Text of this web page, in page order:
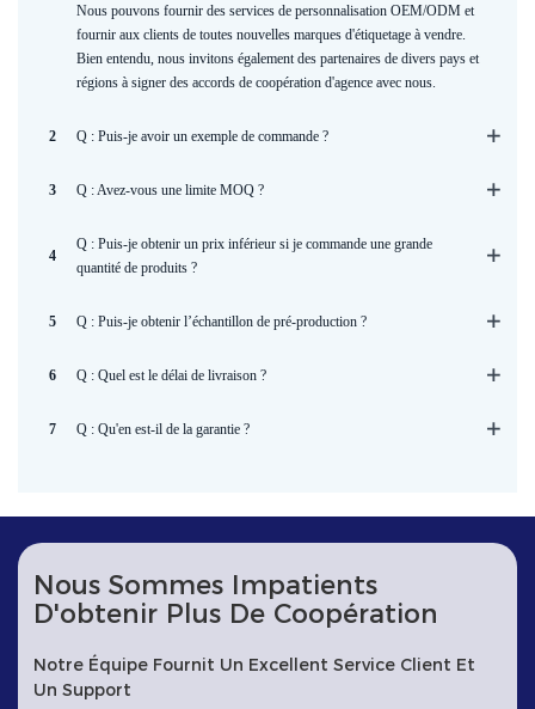
Nous pouvons fournir des services de personnalisation OEM/ODM et
fournir aux clients de toutes nouvelles marques d'étiquetage à vendre.
Bien entendu, nous invitons également des partenaires de divers pays et
régions à signer des accords de coopération d'agence avec nous.
2 Q : Puis-je avoir un exemple de commande ?
3 Q : Avez-vous une limite MOQ ?
4
Q : Puis-je obtenir un prix inférieur si je commande une grande
quantité de produits ?
5 Q : Puis-je obtenir l’échantillon de pré-production ?
6 Q : Quel est le délai de livraison ?
7 Q : Qu'en est-il de la garantie ?
Nous Sommes Impatients
D'obtenir Plus De Coopération
Notre Équipe Fournit Un Excellent Service Client Et
Un Support